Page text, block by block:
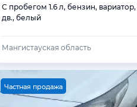
С пробегом 1.6 л, бензин,
дв., белый
Мангистауская область
Частная продажа